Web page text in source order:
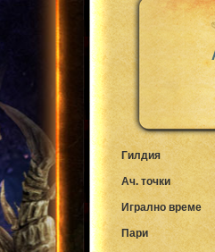
Гилдия
Ач. точки
Игрално време
Пари